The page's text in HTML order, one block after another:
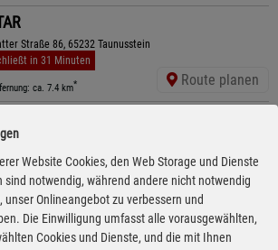
Straße 86, 65232 Taunusstein
in 31 Minuten
ca. 7.4 km* Route planen
Str. 82, 65193 Wiesbaden
in 31 Minuten
ca. 8.8 km* Route planen
212, 65232 Taunusstein
Website Cookies, den Web Storage und Dienste
sind notwendig, während andere nicht notwendig
Onlineangebot zu verbessern und
Die Einwilligung umfasst alle vorausgewählten,
Cookies und Dienste, und die mit Ihnen